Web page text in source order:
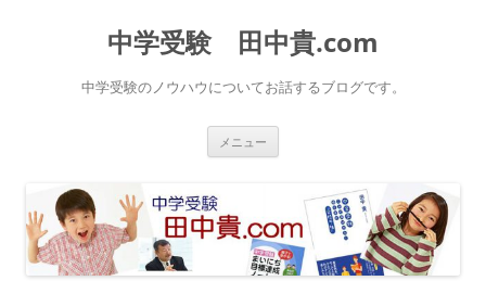
中学受験 田中貴.com
中学受験のノウハウについてお話するブログです。
メニュー
ス
キ
ッ
プ